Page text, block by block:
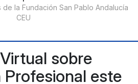
sobre
Profesional este